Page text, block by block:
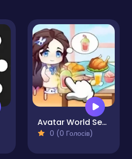
Avatar World Secrets
0 (0 Голосів)